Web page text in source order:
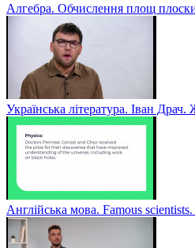
Алгебра. Обчислення площ
Українська література. Іван Драч.
Англійська мова. Famous